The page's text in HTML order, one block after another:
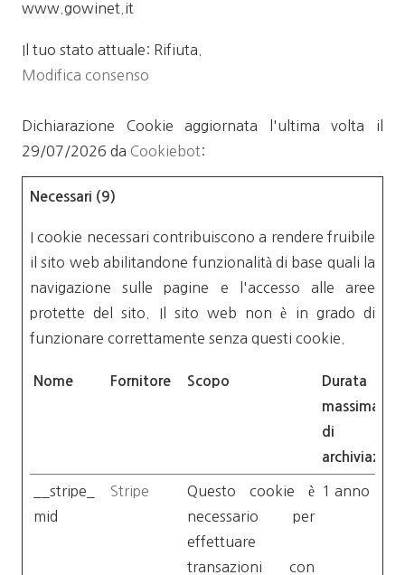
www.gowinet.it
Il tuo stato attuale: Rifiuta.
Modifica consenso
Dichiarazione Cookie aggiornata l'ultima volta il
29/07/2026 da Cookiebot:
Necessari (9)
I cookie necessari contribuiscono a rendere fruibile
il sito web abilitandone funzionalità di base quali la
navigazione sulle pagine e l'accesso alle aree
protette del sito. Il sito web non è in grado di
funzionare correttamente senza questi cookie.
Nome Fornitore Scopo
Durata
massima
di
__stripe_
mid
Stripe
Questo cookie è
necessario per
effettuare
transazioni con
1 anno